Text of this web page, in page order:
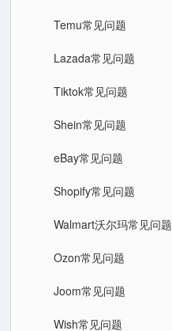
Temu常见问题
Lazada常见问题
Tiktok常见问题
Shein常见问题
eBay常见问题
Shopify常见问题
Walmart沃尔玛常见问题
Ozon常见问题
Joom常见问题
Wish常见问题